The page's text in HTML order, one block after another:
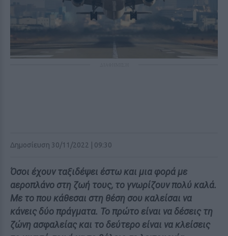
Δημοσίευση 30/11/2022 | 09:30
Όσοι έχουν ταξιδέψει έστω και μια φορά με
αεροπλάνο στη ζωή τους, το γνωρίζουν πολύ καλά.
Με το που κάθεσαι στη θέση σου καλείσαι να
κάνεις δύο πράγματα. Το πρώτο είναι να δέσεις τη
ζώνη ασφαλείας και το δεύτερο είναι να κλείσεις